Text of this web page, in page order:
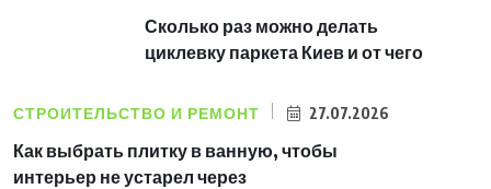
Сколько раз можно делать
циклевку паркета Киев и от чего
СТРОИТЕЛЬСТВО И РЕМОНТ 27.07.2026
Как выбрать плитку в ванную, чтобы
интерьер не устарел через